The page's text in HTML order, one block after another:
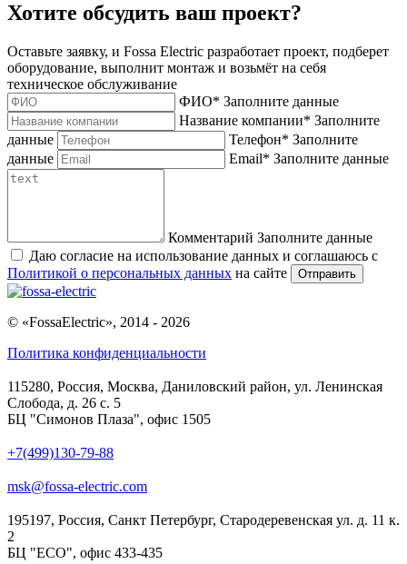
Хотите обсудить ваш проект?
Оставьте заявку, и Fossa Electric разработает проект, подберет
оборудование, выполнит монтаж и возьмёт на себя
техническое обслуживание
ФИО* Заполните данные
Название компании* Заполните
данные
Телефон* Заполните
данные
Email* Заполните данные
Комментарий Заполните данные
Даю согласие на использование данных и соглашаюсь с
Политикой о персональных данных на сайте Отправить
© «FossaElectric», 2014 - 2026
Политика конфиденциальности
115280, Россия, Москва, Даниловский район, ул. Ленинская
Слобода, д. 26 с. 5
БЦ "Симонов Плаза", офис 1505
+7(499)130-79-88
msk@fossa-electric.com
195197, Россия, Санкт Петербург, Стародеревенская ул. д. 11 к.
2
БЦ "ECO", офис 433-435